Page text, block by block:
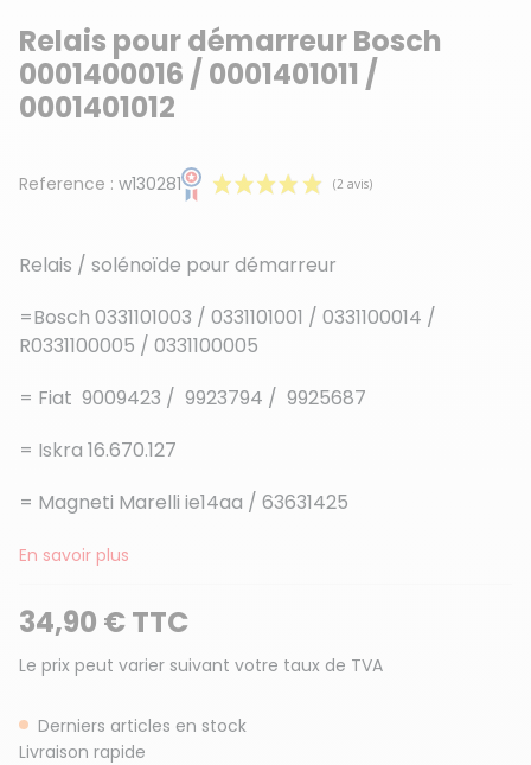
Relais pour démarreur Bosch
0001400016 / 0001401011 /
0001401012
Reference : w130281
Relais / solénoïde pour démarreur
=Bosch 0331101003 / 0331101001 / 0331100014 /
R0331100005 / 0331100005
= Fiat 9009423 / 9923794 / 9925687
= Iskra 16.670.127
= Magneti Marelli ie14aa / 63631425
En savoir plus
34,90 € TTC
Le prix peut varier suivant votre taux de TVA
Derniers articles en stock
Livraison rapide